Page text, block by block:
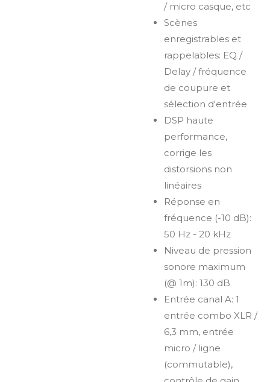
/ micro casque, etc
Scènes
enregistrables et
rappelables: EQ /
Delay / fréquence
de coupure et
sélection d'entrée
DSP haute
performance,
corrige les
distorsions non
linéaires
Réponse en
fréquence (-10 dB):
50 Hz - 20 kHz
Niveau de pression
sonore maximum
(@ 1m): 130 dB
Entrée canal A: 1
entrée combo XLR /
6,3 mm, entrée
micro / ligne
(commutable),